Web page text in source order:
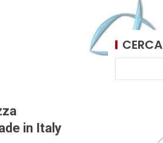
in Italy
CERCA